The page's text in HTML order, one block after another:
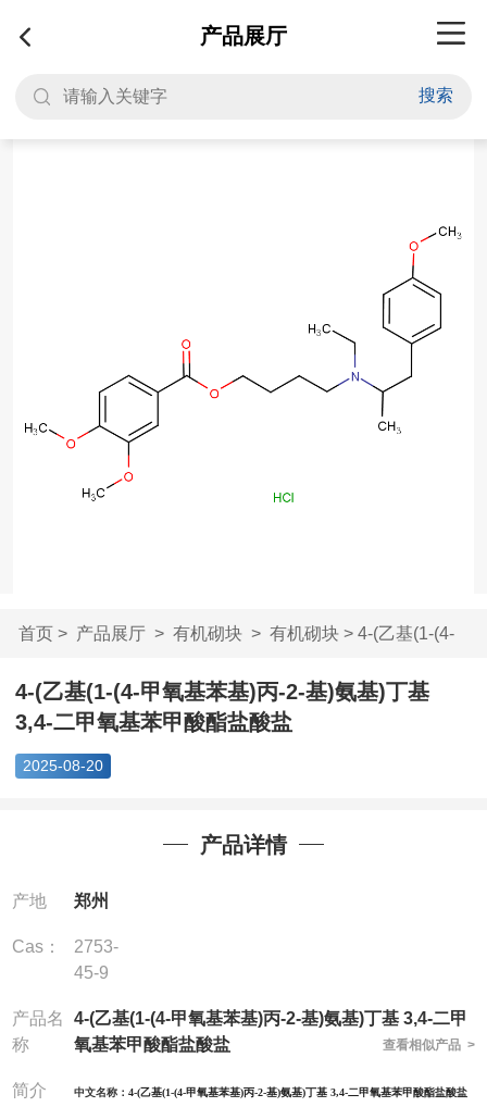
产品展厅
搜索
首页> 产品展厅> 有机砌块> 有机砌块> 4-(乙基(1-(4-
甲氧基苯基)丙-2...
4-(乙基(1-(4-甲氧基苯基)丙-2-基)氨基)丁基
3,4-二甲氧基苯甲酸酯盐酸盐
2025-08-20
产品详情
产地 郑州
Cas：
2753-
45-9
产品名
称
4-(乙基(1-(4-甲氧基苯基)丙-2-基)氨基)丁基 3,4-二甲
氧基苯甲酸酯盐酸盐
查看相似产品 >
简介 中文名称： 4-(乙基(1-(4-甲氧基苯基)丙-2-基)氨基)丁基 3,4-二甲氧基苯甲酸酯盐酸盐